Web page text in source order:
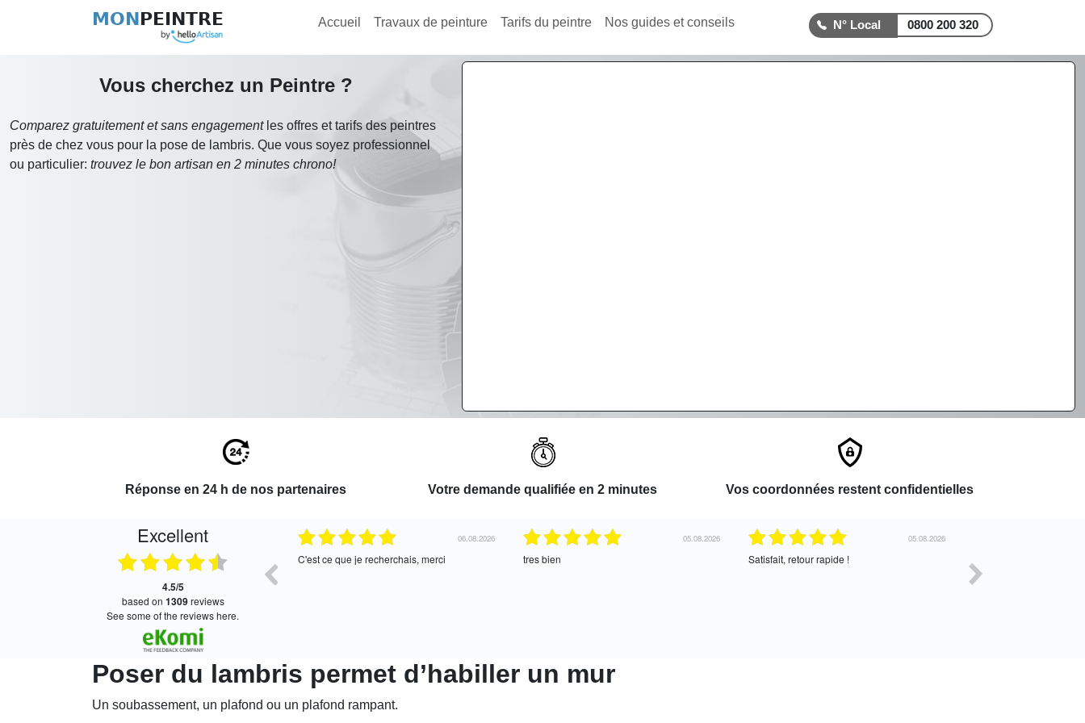
MONPEINTRE Accueil Travaux de peinture Tarifs du peintre Nos guides et conseils 0800 200 320
Vous cherchez un Peintre ?
Comparez gratuitement et sans engagement les offres et tarifs des peintres
près de chez vous pour la pose de lambris. Que vous soyez professionnel
ou particulier: trouvez le bon artisan en 2 minutes chrono!
Réponse en 24 h de nos partenaires Votre demande qualifiée en 2 minutes Vos coordonnées restent confidentielles
Excellent
4.5/5
based on 1309reviews
see some of the reviews here.
06.08.2026
C'est ce que je recherchais, merci
05.08.2026
tres bien
05.08.2026
Satisfait, retour rapide !
Poser du lambris permet d’habiller un mur
Un soubassement, un plafond ou un plafond rampant.